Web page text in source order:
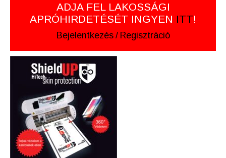
ADJA FEL LAKOSSÁGI
APRÓHIRDETÉSÉT INGYEN ITT!
Bejelentkezés / Regisztráció